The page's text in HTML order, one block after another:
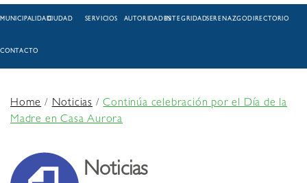
MUNICIPALIDADCIUDAD SERVICIOS AUTORIDADESINTEGRIDADSERENAZGODIRECTORIO
CONTACTO
Home/Noticias /Continúa celebración por el Día de la
Madre en Casa Aurora
Noticias